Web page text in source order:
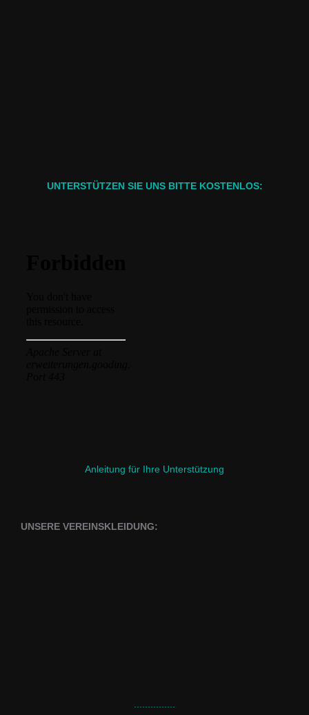
UNTERSTÜTZEN SIE UNS BITTE KOSTENLOS:
Anleitung für Ihre Unterstützung
UNSERE VEREINSKLEIDUNG:
...............